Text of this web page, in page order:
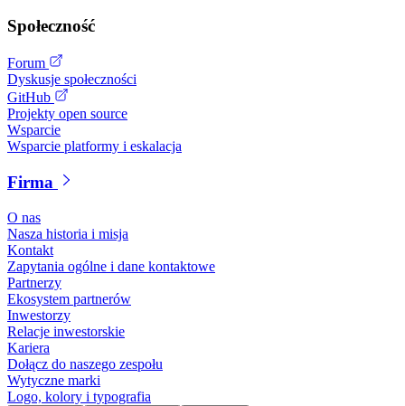
Społeczność
Forum
Dyskusje społeczności
GitHub
Projekty open source
Wsparcie
Wsparcie platformy i eskalacja
Firma
O nas
Nasza historia i misja
Kontakt
Zapytania ogólne i dane kontaktowe
Partnerzy
Ekosystem partnerów
Inwestorzy
Relacje inwestorskie
Kariera
Dołącz do naszego zespołu
Wytyczne marki
Logo, kolory i typografia